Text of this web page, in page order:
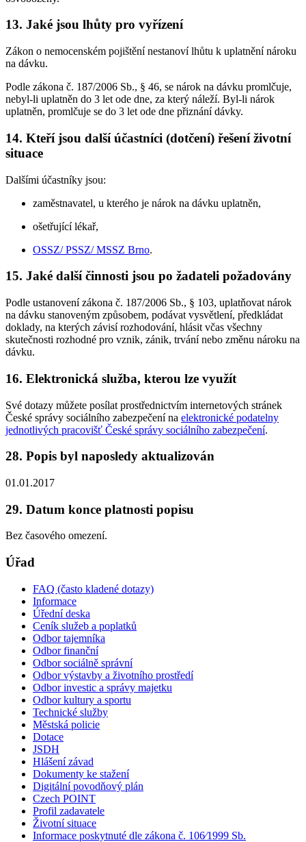
13. Jaké jsou lhůty pro vyřízení
Zákon o nemocenském pojištění nestanoví lhůtu k uplatnění nároku
na dávku.
Podle zákona č. 187/2006 Sb., § 46, se nárok na dávku promlčuje,
nebyl-li uplatněn do 3 let ode dne, za který náleží. Byl-li nárok
uplatněn, promlčuje se do 3 let ode dne přiznání dávky.
14. Kteří jsou další účastníci (dotčení) řešení životní
situace
Dalšími účastníky jsou:
zaměstnavatel, u kterého je nárok na dávku uplatněn,
ošetřující lékař,
OSSZ/ PSSZ/ MSSZ Brno.
15. Jaké další činnosti jsou po žadateli požadovány
Podle ustanovení zákona č. 187/2006 Sb., § 103, uplatňovat nárok
na dávku stanoveným způsobem, podávat vysvětlení, předkládat
doklady, na kterých závisí rozhodování, hlásit včas všechny
skutečnosti rozhodné pro vznik, zánik, trvání nebo změnu nároku na
dávku.
16. Elektronická služba, kterou lze využít
Své dotazy můžete posílat prostřednictvím internetových stránek
České správy sociálního zabezpečení na elektronické podatelny
jednotlivých pracovišť České správy sociálního zabezpečení.
28. Popis byl naposledy aktualizován
01.01.2017
29. Datum konce platnosti popisu
Bez časového omezení.
Úřad
FAQ (často kladené dotazy)
Informace
Úřední deska
Ceník služeb a poplatků
Odbor tajemníka
Odbor finanční
Odbor sociálně správní
Odbor výstavby a životního prostředí
Odbor investic a správy majetku
Odbor kultury a sportu
Technické služby
Městská policie
Dotace
JSDH
Hlášení závad
Dokumenty ke stažení
Digitální povodňový plán
Czech POINT
Profil zadavatele
Životní situace
Informace poskytnuté dle zákona č. 106⁄1999 Sb.